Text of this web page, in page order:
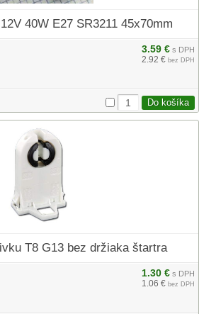
40W E27 SR3211 45x70mm
3.59 € s DPH
2.92 € bez DPH
T8 G13 bez držiaka štartra
1.30 € s DPH
1.06 € bez DPH